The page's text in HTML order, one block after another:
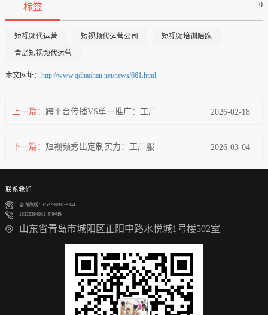
标签 0
短视频代运营 短视频代运营公司
短视频培训陪跑
青岛短视频代运营
本文网址： http://www.qdhaohan.net/news/661.html
上一篇： 跨平台传播VS单一推广：工厂短视频优解 2026-02-18
下一篇： 短视频秀出定制实力：工厂服务这样“圈粉” 2026-03-04
联系我们
咨询热线：0532-8807-8344
15336394931 刘经理
山东省青岛市城阳区正阳中路水悦城1号楼502室